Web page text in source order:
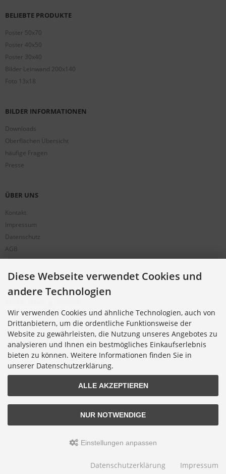
BELIEBTE PRODUKTE
Poster 50x70
Poster 40x50
Poster 30x40
Bilder Leinwand 200x140
Foto 13x18
BILDER INFORMATIONEN
Downloads
Oberflächen Übersicht
häufige Fragen
Presse
ÜBER UNS
Kontakt
Impressum
Datenschutz
AGB
Partnerprogramm
Cookie Einstellungen
Versandkosten
Alternative Bestellwege
Sicher Einkaufen
Widerrufsrecht
Muster-Widerrufsformular
Alle Preise inkl. gesetzl. MwSt. zzgl.
© 2026 Digitalfotoversand.de • Alle Rechte vorbehalten
Webdesign
Diese Webseite verwendet Cookies und
andere Technologien
Wir verwenden Cookies und ähnliche Technologien, auch von
Drittanbietern, um die ordentliche Funktionsweise der
Website zu gewährleisten, die Nutzung unseres Angebotes zu
analysieren und Ihnen ein bestmögliches Einkaufserlebnis
bieten zu können. Weitere Informationen finden Sie in
unserer Datenschutzerklärung.
ALLE AKZEPTIEREN
NUR NOTWENDIGE
Einstellungen anpassen
Datenschutzerklärung Impressum